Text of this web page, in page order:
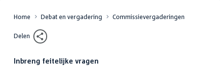
Home Debat en vergadering Commissievergaderingen
Delen
Inbreng feitelijke vragen